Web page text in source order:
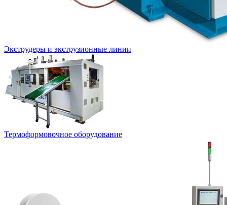
Экструдеры и экструзионные линии
Термоформовочное оборудование